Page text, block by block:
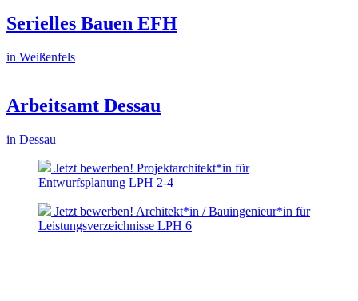
Serielles Bauen EFH
in Weißenfels
Arbeitsamt Dessau
in Dessau
Jetzt bewerben! Projektarchitekt*in für
Entwurfsplanung LPH 2-4
Jetzt bewerben! Architekt*in / Bauingenieur*in für
Leistungsverzeichnisse LPH 6